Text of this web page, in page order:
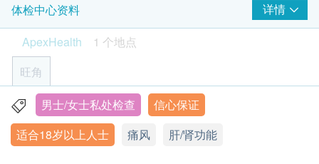
胆固醇/高密度胆固醇比率
低密度脂蛋白胆固醇
糖尿
空腹血糖
肝功能
谷丙转氨酵素
检查之人士。此检查检测覆盖绝大部份常见性病，包
括艾滋病、梅毒、淋病、人类乳头瘤病毒等，医生或
专业医护人员作健康报告咨询，及早作出适当的预防
及治疗。
* 此项目结果会以附件形式附加于化验报告上，以作
参考用途。
内，致电客户预约身体检查的时间及地点。客户必
须于预约当天出示身份证及打印订购确认信以确认
身份。
内(由确认付款日期起计)接受有关检查，逾期作
废。
报告时间： 一般情况下，报告将于检测后约 2星期
完成（不包括星期六、日及公众假期）。部分特定
体检中心资料
详情
ApexHealth
1 个地点
旺角
香港九龙弥敦道555号九龙行21楼1-3单位 (油麻地A1出口)
显示地图
男士/女士私处检查
信心保证
适合18岁以上人士
痛风 肝/肾功能